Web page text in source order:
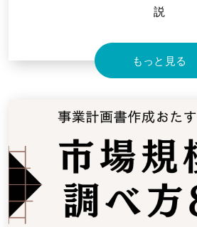
説
もっと見る